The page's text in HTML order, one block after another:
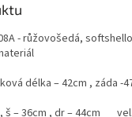
- růžovošedá,
délka – 42cm , záda -
š – 36cm , dr – 44cm